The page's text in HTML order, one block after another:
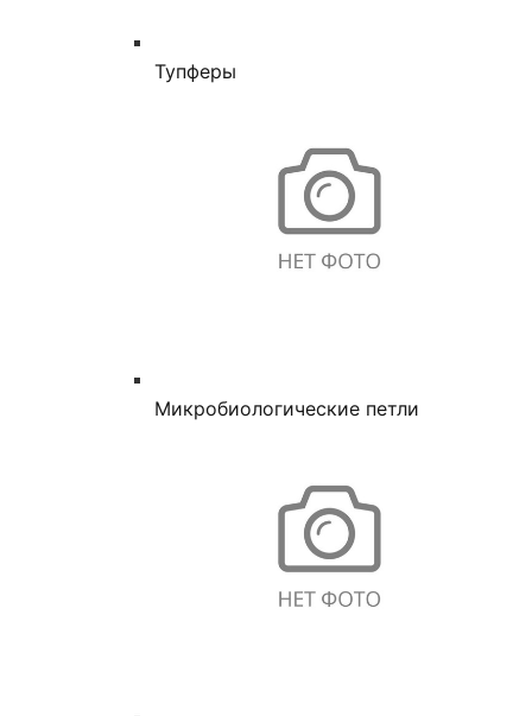
Тупферы
Микробиологические петли